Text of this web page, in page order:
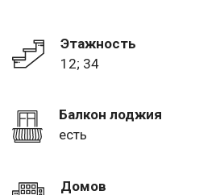
Этажность
12; 34
Балкон лоджия
есть
Домов